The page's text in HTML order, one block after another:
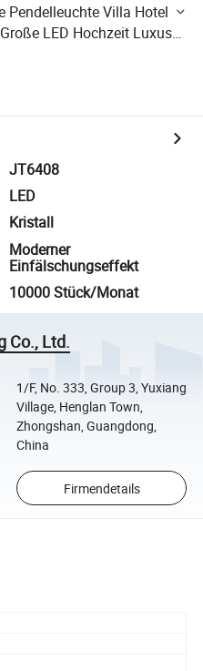
Pendelleuchte Villa Hotel
LED Hochzeit Luxus
JT6408
LED
Kristall
Moderner
Einfälschungseffekt
10000 Stück/Monat
Co., Ltd.
1/F, No. 333, Group 3, Yuxiang
Village, Henglan Town,
Zhongshan, Guangdong,
China
Firmendetails